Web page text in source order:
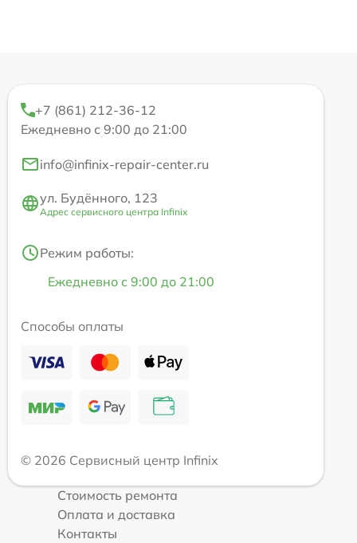
+7 (861) 212-36-12
Ежедневно с 9:00 до 21:00
info@infinix-repair-center.ru
ул. Будённого, 123
Адрес сервисного центра Infinix
Режим работы:
Ежедневно с 9:00 до 21:00
Способы оплаты
© 2026 Сервисный центр Infinix
Стоимость ремонта
Оплата и доставка
Контакты